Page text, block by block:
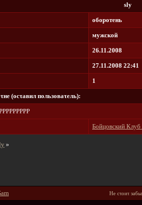
sly
оборотень
мужской
26.11.2008
27.11.2008 22:41
1
(οcτaвил пοльзοвaτeль):
Бойцовский Клуб
»
He cτοиτ